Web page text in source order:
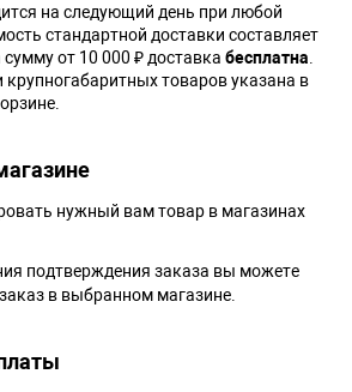
на следующий день при любой
стандартной доставки составляет
сумму от 10 000 ₽ доставка бесплатна
крупногабаритных товаров указана в
нужный вам товар в магазинах
подтверждения заказа вы можете
в выбранном магазине.